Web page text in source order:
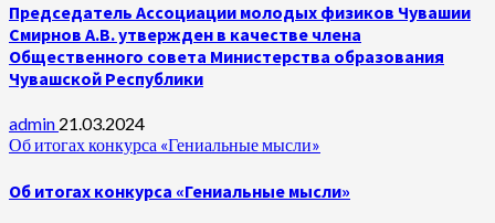
Председатель Ассоциации молодых физиков Чувашии
Смирнов А.В. утвержден в качестве члена
Общественного совета Министерства образования
Чувашской Республики
admin 21.03.2024
Об итогах конкурса «Гениальные мысли»
Об итогах конкурса «Гениальные мысли»